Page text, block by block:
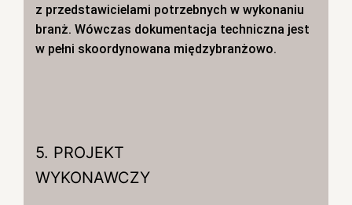
z przedstawicielami potrzebnych w wykonaniu
branż. Wówczas dokumentacja techniczna jest
w pełni skoordynowana międzybranżowo.
5. PROJEKT
WYKONAWCZY